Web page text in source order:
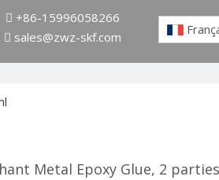
 +86-15996058266
 sales@zwz-skf.com
Metal Epoxy Glue, 2 parties